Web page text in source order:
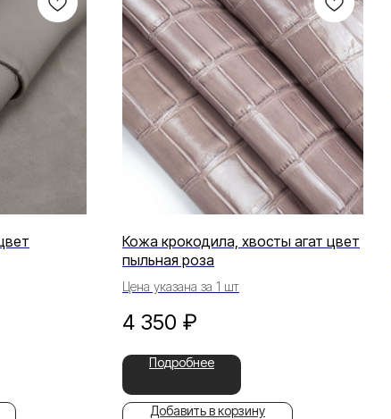
Кожа крокодила, хвосты агат цвет
пыльная роза
Цена указана за 1 шт
4 350 ₽
Подробнее
Добавить в корзину